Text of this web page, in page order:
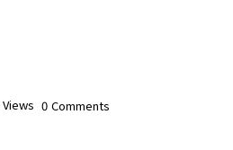
Views 0 Comments